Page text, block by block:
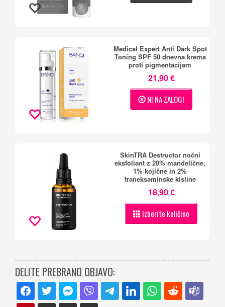
Medical Expert Anti Dark Spot
Toning SPF 50 dnevna krema
proti pigmentacijam
21,90 €
NI NA ZALOGI
SkinTRA Destructor nočni
eksfoliant z 20% mandelične,
1% kojične in 2%
traneksaminske kisline
18,90 €
Izberite količino
DELITE PREBRANO OBJAVO: